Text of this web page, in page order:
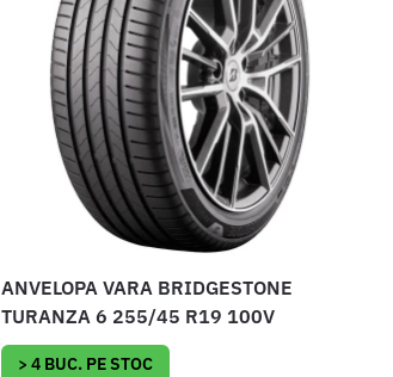
ANVELOPA VARA BRIDGESTONE
TURANZA 6 255/45 R19 100V
> 4 BUC. PE STOC